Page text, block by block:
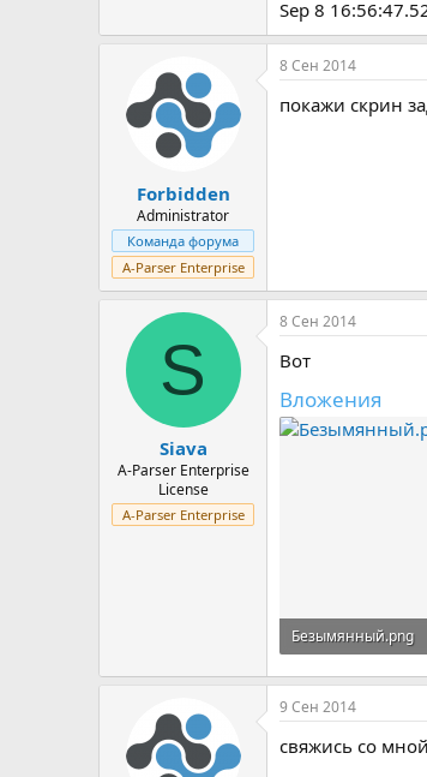
Sep 8
Forbidden
Administrator
Команда форума
A-Parser Enterprise
8 Сен 2014
покажи скрин
S
Siava
A-Parser Enterprise
License
A-Parser Enterprise
8 Сен 2014
Вот
Вложения
Безымянный.png
80,7 КБ ·
9 Сен 2014
свяжись со